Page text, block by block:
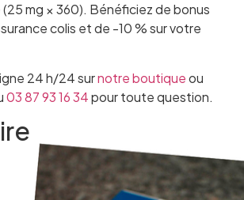
(25 mg × 360). Bénéficiez de bonus
colis et de -10 % sur votre
24 h/24 surnotre boutiqueou
03 87 93 16 34pour toute question.